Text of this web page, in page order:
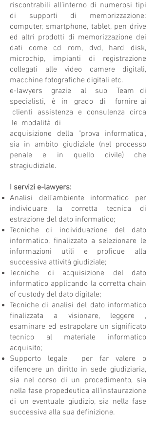
riscontrabili all’interno di numerosi tipi
di supporti di memorizzazione:
computer, smartphone, tablet, pen drive
ed altri prodotti di memorizzazione dei
dati come cd rom, dvd, hard disk,
microchip, impianti di registrazione
collegati alle video camere digitali,
macchine fotografiche digitali etc.
e-lawyers grazie al suo Team di
specialisti, è in grado di fornire ai
clienti assistenza e consulenza circa
le modalità di
acquisizione della "prova informatica",
sia in ambito giudiziale (nel processo
penale e in quello civile) che
stragiudiziale.
I servizi e-lawyers:
Analisi dell’ambiente informatico per
individuare la corretta tecnica di
estrazione del dato informatico;
Tecniche di individuazione del dato
informatico, finalizzato a selezionare le
informazioni utili e proficue alla
successiva attività giudiziale;
Tecniche di acquisizione del dato
informatico applicando la corretta chain
of custody del dato digitale;
Tecniche di analisi del dato informatico
finalizzata a visionare, leggere ,
esaminare ed estrapolare un significato
tecnico al materiale informatico
acquisito;
Supporto legale per far valere o
difendere un diritto in sede giudiziaria,
sia nel corso di un procedimento, sia
nella fase propedeutica all’instaurazione
di un eventuale giudizio, sia nella fase
successiva alla sua definizione.